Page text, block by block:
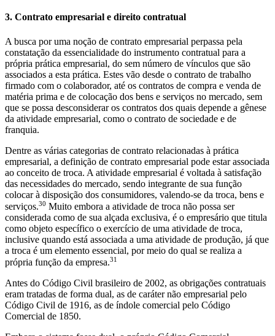
3. Contrato empresarial e direito contratual
A busca por uma noção de contrato empresarial perpassa pela
constatação da essencialidade do instrumento contratual para a
própria prática empresarial, do sem número de vínculos que são
associados a esta prática. Estes vão desde o contrato de trabalho
firmado com o colaborador, até os contratos de compra e venda de
matéria prima e de colocação dos bens e serviços no mercado, sem
que se possa desconsiderar os contratos dos quais depende a gênese
da atividade empresarial, como o contrato de sociedade e de
franquia.
Dentre as várias categorias de contrato relacionadas à prática
empresarial, a definição de contrato empresarial pode estar associada
ao conceito de troca. A atividade empresarial é voltada à satisfação
das necessidades do mercado, sendo integrante de sua função
colocar à disposição dos consumidores, valendo-se da troca, bens e
serviços.30 Muito embora a atividade de troca não possa ser
considerada como de sua alçada exclusiva, é o empresário que titula
como objeto específico o exercício de uma atividade de troca,
inclusive quando está associada a uma atividade de produção, já que
a troca é um elemento essencial, por meio do qual se realiza a
própria função da empresa.31
Antes do Código Civil brasileiro de 2002, as obrigações contratuais
eram tratadas de forma dual, as de caráter não empresarial pelo
Código Civil de 1916, as de índole comercial pelo Código
Comercial de 1850.